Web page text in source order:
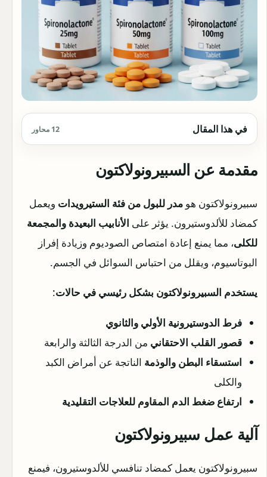
في هذا المقال 12 محاور
مقدمة عن السبيرونولاكتون
سبيرونولاكتون هو مدر للبول من فئة الستيرويدات ويعمل
كمضاد للألدوستيرون. يؤثر على الأنابيب البعيدة والمجمعة
للكلى، مما يمنع إعادة امتصاص الصوديوم وزيادة إفراز
البوتاسيوم، ويقلل من احتباس السوائل في الجسم.
يستخدم السبيرونولاكتون بشكل رئيسي في حالات:
فرط الدوستيرونية الأولي والثانوي
قصور القلب الاحتقاني من الدرجة الثالثة والرابعة
استسقاء البطن والوذمة الناتجة عن أمراض الكبد
والكلى
ارتفاع ضغط الدم المقاوم للعلاجات التقليدية
آلية عمل سبيرونولاكتون
سبيرونولاكتون يعمل كمضاد تنافسي للألدوستيرون، فيمنع